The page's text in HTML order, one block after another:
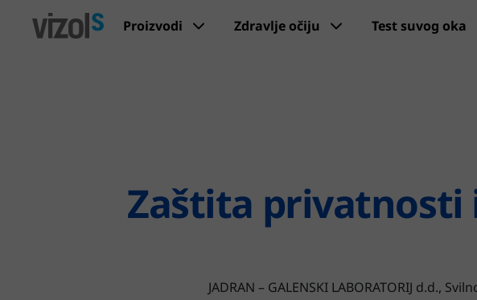
Proizvodi Zdravlje očiju Test suvog oka
Zaštita privatnosti
JADRAN – GALENSKI LABORATORIJ d.d.,